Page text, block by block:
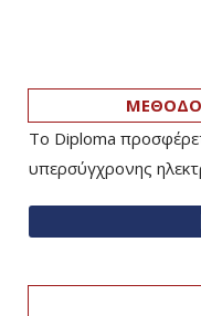
Το Diploma
υπερσύγχρονης